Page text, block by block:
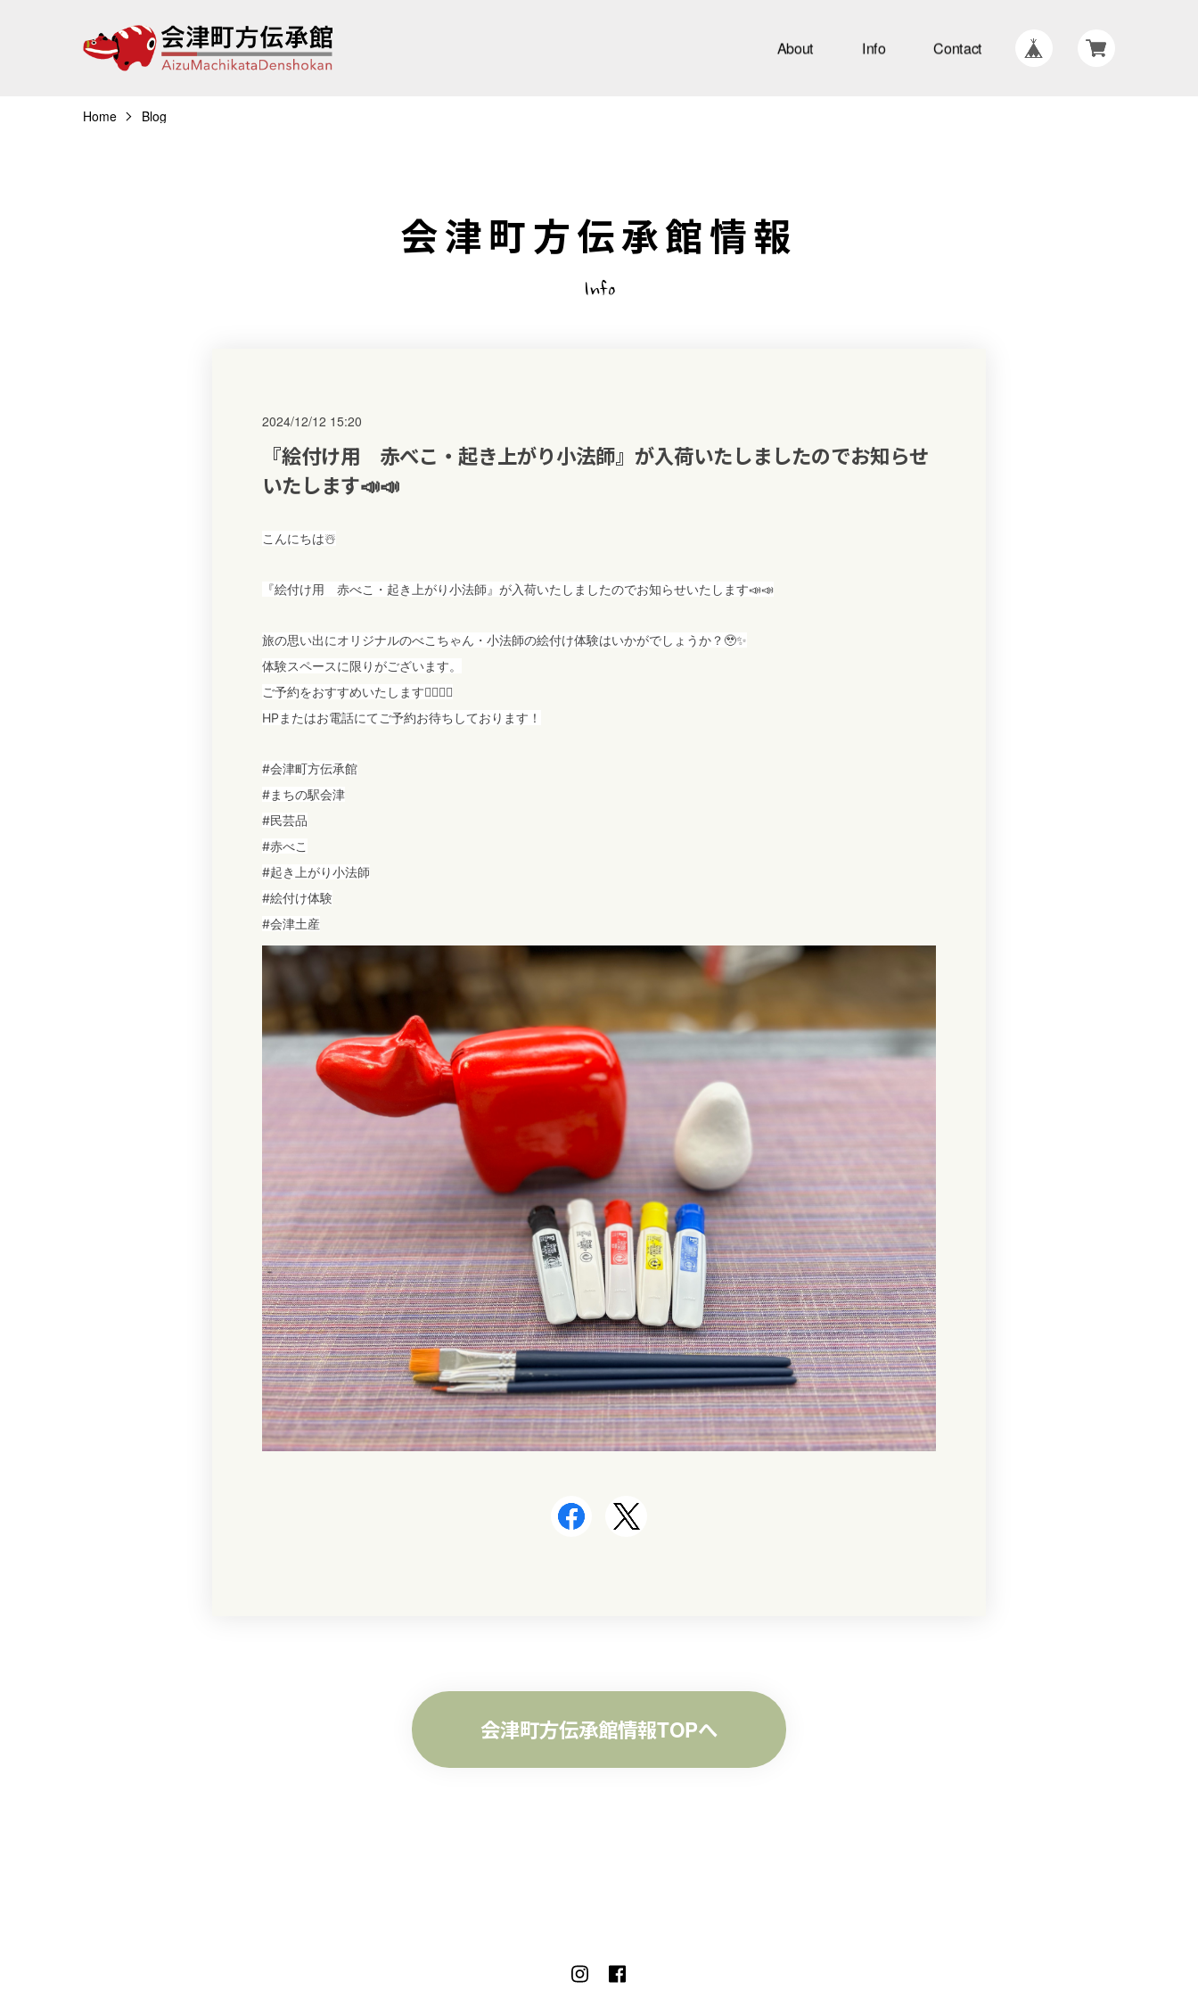
About Info Contact
Home Blog
会津町方伝承館情報
Info
『絵付け用 赤べこ・起き上がり小法師』が入荷いたしましたのでお知らせ
いたします📣📣
2024/12/12 15:20
こんにちは☃️
『絵付け用 赤べこ・起き上がり小法師』が入荷いたしましたのでお知らせいたします📣📣
旅の思い出にオリジナルのべこちゃん・小法師の絵付け体験はいかがでしょうか？🥹✨
体験スペースに限りがございます。
ご予約をおすすめいたします🙇‍♀️🙇‍♀️
HPまたはお電話にてご予約お待ちしております！
#会津町方伝承館
#まちの駅会津
#民芸品
#赤べこ
#起き上がり小法師
#絵付け体験
#会津土産
会津町方伝承館情報TOPへ